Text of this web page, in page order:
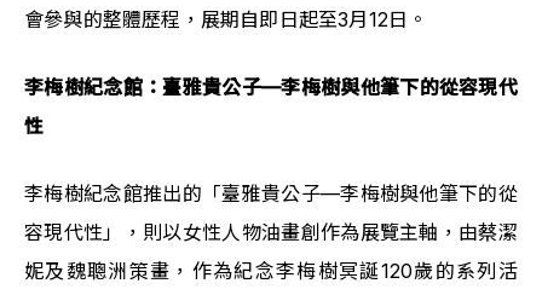
會參與的整體歷程，展期自即日起至3月12日。
李梅樹紀念館：臺雅貴公子—李梅樹與他筆下的從容現代
性
李梅樹紀念館推出的「臺雅貴公子—李梅樹與他筆下的從
容現代性」，則以女性人物油畫創作為展覽主軸，由蔡潔
妮及魏聰洲策畫，作為紀念李梅樹冥誕120歲的系列活